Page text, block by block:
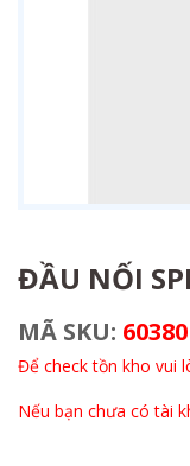
ĐẦU NỐI
MÃ SKU: 60380
Để check tồn kho vui
Nếu bạn chưa có tài